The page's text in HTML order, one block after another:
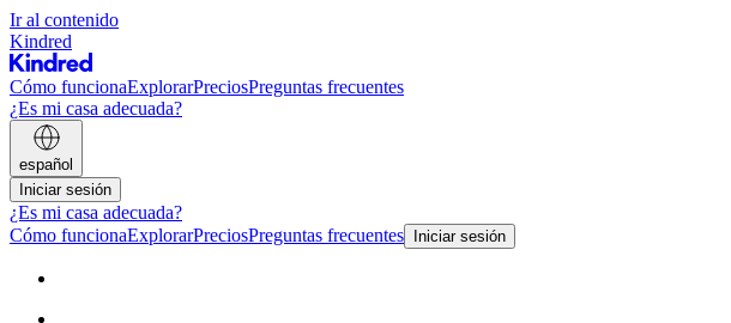
Ir al contenido
Kindred
Cómo funcionaExplorarPreciosPreguntas frecuentes
¿Es mi casa adecuada?
español
Iniciar sesión
¿Es mi casa adecuada?
Cómo funcionaExplorarPreciosPreguntas frecuentes Iniciar sesión